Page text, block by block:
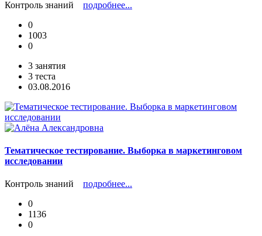
Контроль знаний подробнее...
0
1003
0
3 занятия
3 теста
03.08.2016
Тематическое тестирование. Выборка в маркетинговом
исследовании
Контроль знаний подробнее...
0
1136
0